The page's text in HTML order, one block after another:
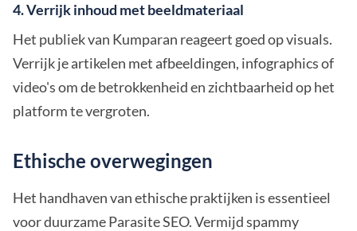
4. Verrijk inhoud met beeldmateriaal
Het publiek van Kumparan reageert goed op visuals.
Verrijk je artikelen met afbeeldingen, infographics of
video's om de betrokkenheid en zichtbaarheid op het
platform te vergroten.
Ethische overwegingen
Het handhaven van ethische praktijken is essentieel
voor duurzame Parasite SEO. Vermijd spammy